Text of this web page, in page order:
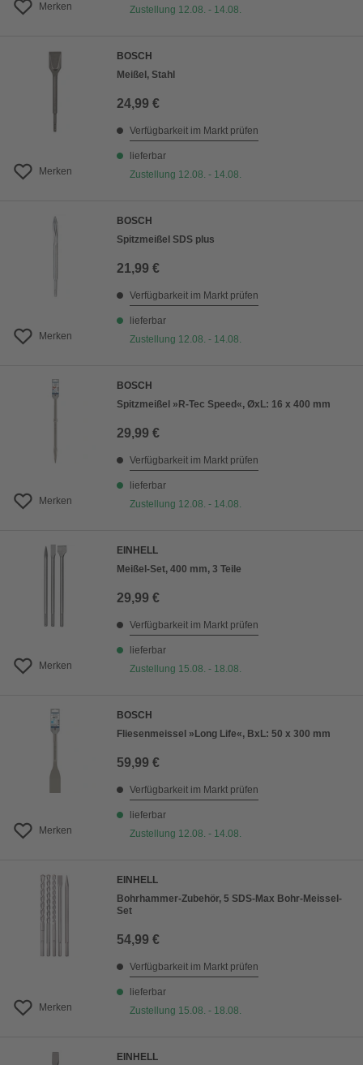
Merken
Zustellung 12.08. - 14.08.
Merken
BOSCH
Meißel, Stahl
24,99 €
Verfügbarkeit im Markt prüfen
lieferbar
Zustellung 12.08. - 14.08.
Merken
BOSCH
Spitzmeißel SDS plus
21,99 €
Verfügbarkeit im Markt prüfen
lieferbar
Zustellung 12.08. - 14.08.
Merken
BOSCH
Spitzmeißel »R-Tec Speed«, ØxL: 16 x 400 mm
29,99 €
Verfügbarkeit im Markt prüfen
lieferbar
Zustellung 12.08. - 14.08.
Merken
EINHELL
Meißel-Set, 400 mm, 3 Teile
29,99 €
Verfügbarkeit im Markt prüfen
lieferbar
Zustellung 15.08. - 18.08.
Merken
BOSCH
Fliesenmeissel »Long Life«, BxL: 50 x 300 mm
59,99 €
Verfügbarkeit im Markt prüfen
lieferbar
Zustellung 12.08. - 14.08.
Merken
EINHELL
Bohrhammer-Zubehör, 5 SDS-Max Bohr-Meissel-
Set
54,99 €
Verfügbarkeit im Markt prüfen
lieferbar
Zustellung 15.08. - 18.08.
EINHELL